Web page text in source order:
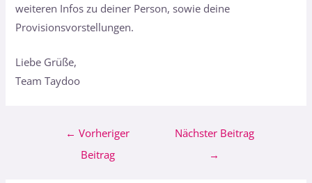
weiteren Infos zu deiner Person, sowie deine
Provisionsvorstellungen.
Liebe Grüße,
Team Taydoo
← Vorheriger
Beitrag
Nächster Beitrag
→